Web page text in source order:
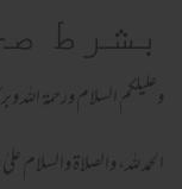
بشرط
وعلیلکم السلام ورحمة اللہ
الحمد لله، والصلاة والسلام